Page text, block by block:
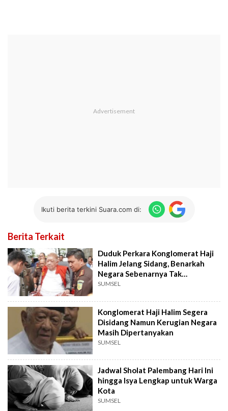
Ikuti berita terkini Suara.com di:
Berita Terkait
Duduk Perkara Konglomerat Haji
Halim Jelang Sidang, Benarkah
Negara Sebenarnya Tak
Dirugikan?
SUMSEL
Konglomerat Haji Halim Segera
Disidang Namun Kerugian Negara
Masih Dipertanyakan
SUMSEL
Jadwal Sholat Palembang Hari Ini
hingga Isya Lengkap untuk Warga
Kota
SUMSEL